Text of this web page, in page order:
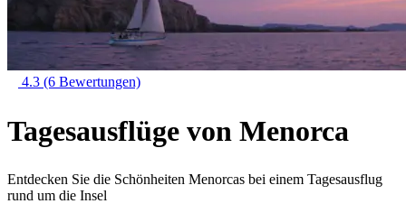
4.3 (6 Bewertungen)
Tagesausflüge von Menorca
Entdecken Sie die Schönheiten Menorcas bei einem Tagesausflug
rund um die Insel